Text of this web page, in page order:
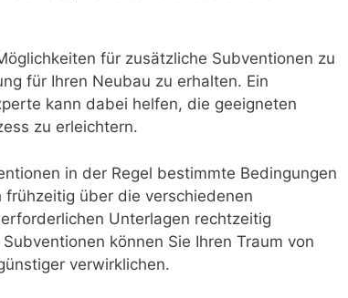
für zusätzliche Subventionen zu
für Ihren Neubau zu erhalten. Ein
kann dabei helfen, die geeigneten
zu erleichtern.
in der Regel bestimmte Bedingungen
über die verschiedenen
Unterlagen rechtzeitig
können Sie Ihren Traum von
verwirklichen.